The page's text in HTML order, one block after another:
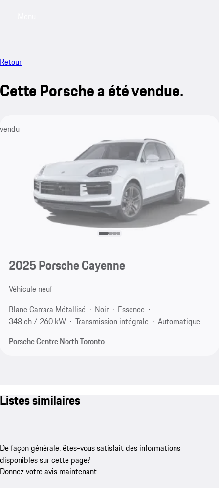
Retour
Cette Porsche a été vendue.
vendu
2025 Porsche Cayenne
Véhicule neuf
Blanc Carrara Métallisé
Noir
Essence
348 ch / 260 kW
Transmission intégrale
Automatique
Porsche Centre North Toronto
Listes similaires
De façon générale, êtes-vous satisfait des informations
disponibles sur cette page?
Donnez votre avis maintenant